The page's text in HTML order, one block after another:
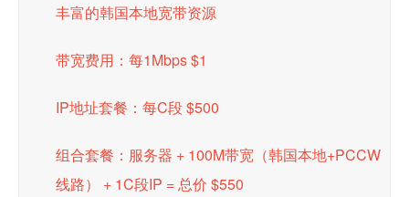
丰富的韩国本地宽带资源
带宽费用：每1Mbps $1
IP地址套餐：每C段 $500
组合套餐：服务器 + 100M带宽（韩国本地+PCCW
线路） + 1C段IP = 总价 $550